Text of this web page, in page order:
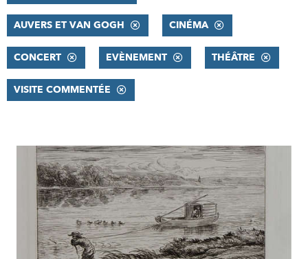
AUVERS ET VAN GOGH CINÉMA
CONCERT EVÈNEMENT THÉÂTRE
VISITE COMMENTÉE
RÉSULTATS